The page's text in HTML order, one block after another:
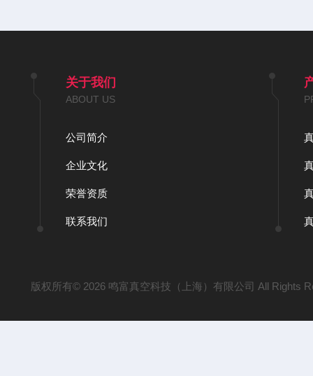
关于我们
ABOUT US
公司简介
企业文化
荣誉资质
联系我们
版权所有© 2026 鸣富真空科技（上海）有限公司 All Rights